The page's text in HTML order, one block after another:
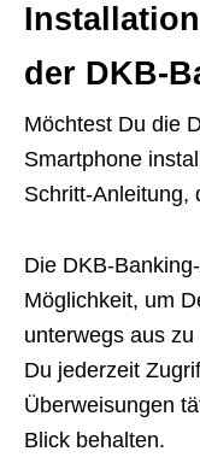
der DKB-
Möchtest Du die
Smartphone
Schritt-Anleitung,
Die DKB-
Möglichkeit, um
unterwegs aus
Du jederzeit
Überweisungen
Blick behalten.